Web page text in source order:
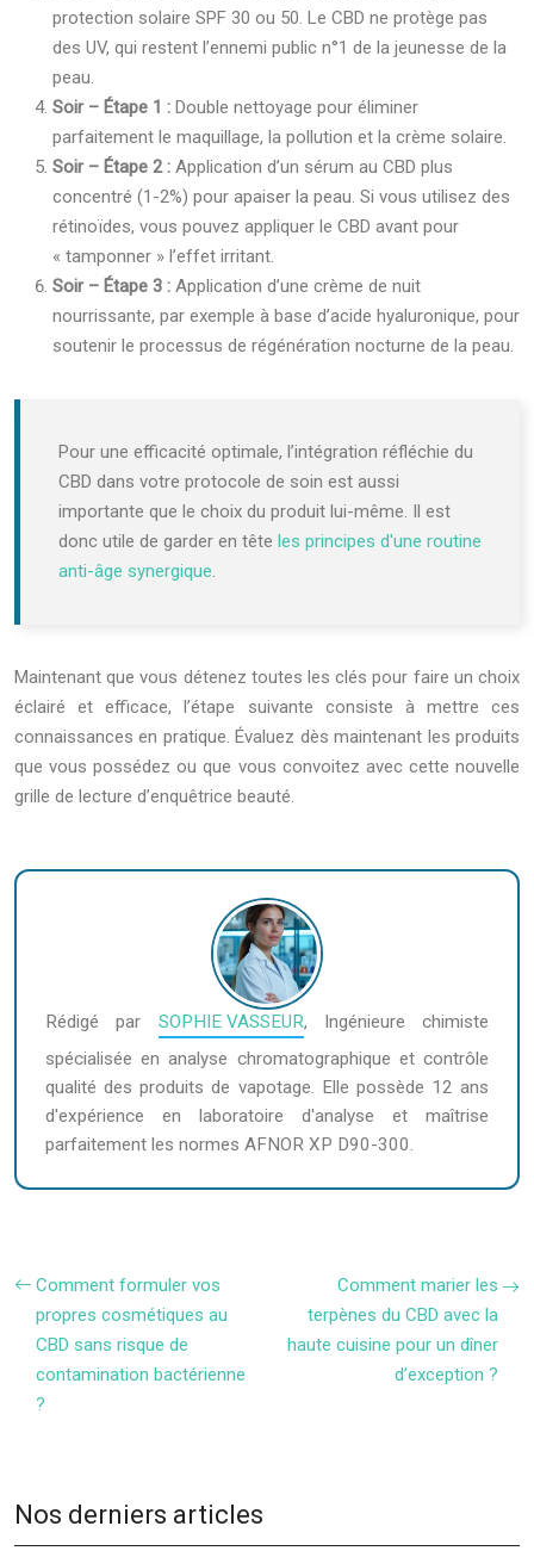
protection solaire SPF 30 ou 50. Le CBD ne protège pas
des UV, qui restent l’ennemi public n°1 de la jeunesse de la
peau.
Soir – Étape 1 : Double nettoyage pour éliminer
parfaitement le maquillage, la pollution et la crème solaire.
Soir – Étape 2 : Application d’un sérum au CBD plus
concentré (1-2%) pour apaiser la peau. Si vous utilisez des
rétinoïdes, vous pouvez appliquer le CBD avant pour
« tamponner » l’effet irritant.
Soir – Étape 3 : Application d’une crème de nuit
nourrissante, par exemple à base d’acide hyaluronique, pour
soutenir le processus de régénération nocturne de la peau.
Pour une efficacité optimale, l’intégration réfléchie du
CBD dans votre protocole de soin est aussi
importante que le choix du produit lui-même. Il est
donc utile de garder en tête les principes d'une routine
anti-âge synergique.
Maintenant que vous détenez toutes les clés pour faire un choix
éclairé et efficace, l’étape suivante consiste à mettre ces
connaissances en pratique. Évaluez dès maintenant les produits
que vous possédez ou que vous convoitez avec cette nouvelle
grille de lecture d’enquêtrice beauté.
Rédigé par SOPHIE VASSEUR, Ingénieure chimiste
spécialisée en analyse chromatographique et contrôle
qualité des produits de vapotage. Elle possède 12 ans
d'expérience en laboratoire d'analyse et maîtrise
parfaitement les normes AFNOR XP D90-300.
Comment formuler vos
propres cosmétiques au
CBD sans risque de
contamination bactérienne
?
Comment marier les
terpènes du CBD avec la
haute cuisine pour un dîner
d’exception ?
Nos derniers articles